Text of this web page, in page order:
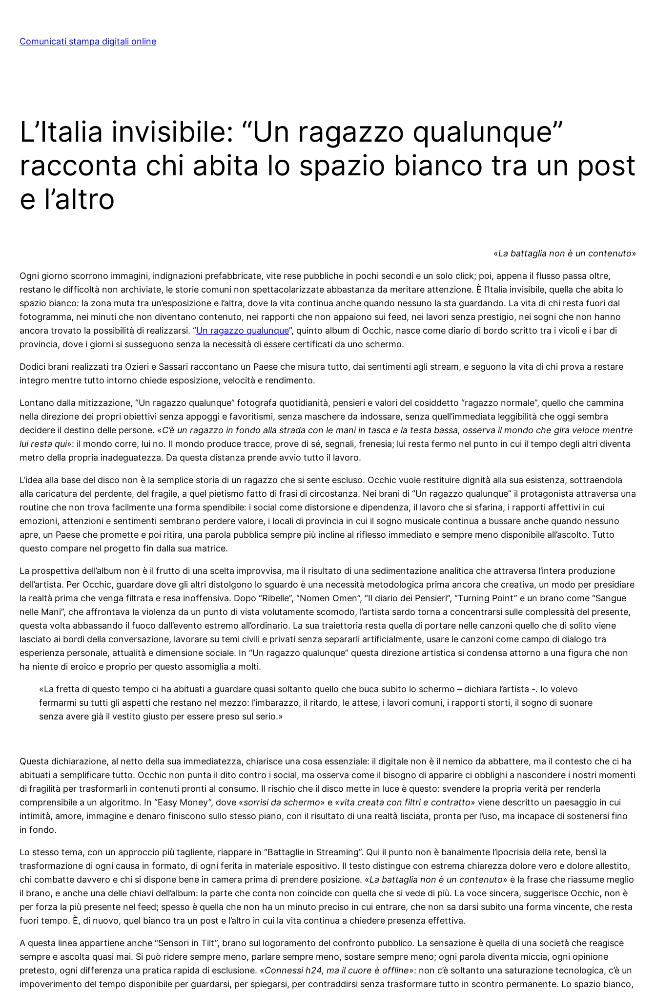
content
Comunicati stampa digitali online
L’Italia invisibile: “Un ragazzo qualunque”
racconta chi abita lo spazio bianco tra un post
e l’altro
«La battaglia non è un contenuto»
Ogni giorno scorrono immagini, indignazioni prefabbricate, vite rese pubbliche in pochi secondi e un solo click; poi, appena il flusso passa oltre,
restano le difficoltà non archiviate, le storie comuni non spettacolarizzate abbastanza da meritare attenzione. È l’Italia invisibile, quella che abita lo
spazio bianco: la zona muta tra un’esposizione e l’altra, dove la vita continua anche quando nessuno la sta guardando. La vita di chi resta fuori dal
fotogramma, nei minuti che non diventano contenuto, nei rapporti che non appaiono sui feed, nei lavori senza prestigio, nei sogni che non hanno
ancora trovato la possibilità di realizzarsi. “Un ragazzo qualunque”, quinto album di Occhic, nasce come diario di bordo scritto tra i vicoli e i bar di
provincia, dove i giorni si susseguono senza la necessità di essere certificati da uno schermo.
Dodici brani realizzati tra Ozieri e Sassari raccontano un Paese che misura tutto, dai sentimenti agli stream, e seguono la vita di chi prova a restare
integro mentre tutto intorno chiede esposizione, velocità e rendimento.
Lontano dalla mitizzazione, “Un ragazzo qualunque” fotografa quotidianità, pensieri e valori del cosiddetto “ragazzo normale”, quello che cammina
nella direzione dei propri obiettivi senza appoggi e favoritismi, senza maschere da indossare, senza quell’immediata leggibilità che oggi sembra
decidere il destino delle persone. «C’è un ragazzo in fondo alla strada con le mani in tasca e la testa bassa, osserva il mondo che gira veloce mentre
lui resta qui»: il mondo corre, lui no. Il mondo produce tracce, prove di sé, segnali, frenesia; lui resta fermo nel punto in cui il tempo degli altri diventa
metro della propria inadeguatezza. Da questa distanza prende avvio tutto il lavoro.
L’idea alla base del disco non è la semplice storia di un ragazzo che si sente escluso. Occhic vuole restituire dignità alla sua esistenza, sottraendola
alla caricatura del perdente, del fragile, a quel pietismo fatto di frasi di circostanza. Nei brani di “Un ragazzo qualunque” il protagonista attraversa una
routine che non trova facilmente una forma spendibile: i social come distorsione e dipendenza, il lavoro che si sfarina, i rapporti affettivi in cui
emozioni, attenzioni e sentimenti sembrano perdere valore, i locali di provincia in cui il sogno musicale continua a bussare anche quando nessuno
apre, un Paese che promette e poi ritira, una parola pubblica sempre più incline al riflesso immediato e sempre meno disponibile all’ascolto. Tutto
questo compare nel progetto fin dalla sua matrice.
La prospettiva dell’album non è il frutto di una scelta improvvisa, ma il risultato di una sedimentazione analitica che attraversa l’intera produzione
dell’artista. Per Occhic, guardare dove gli altri distolgono lo sguardo è una necessità metodologica prima ancora che creativa, un modo per presidiare
la realtà prima che venga filtrata e resa inoffensiva. Dopo “Ribelle”, “Nomen Omen”, “Il diario dei Pensieri”, “Turning Point” e un brano come “Sangue
nelle Mani”, che affrontava la violenza da un punto di vista volutamente scomodo, l’artista sardo torna a concentrarsi sulle complessità del presente,
questa volta abbassando il fuoco dall’evento estremo all’ordinario. La sua traiettoria resta quella di portare nelle canzoni quello che di solito viene
lasciato ai bordi della conversazione, lavorare su temi civili e privati senza separarli artificialmente, usare le canzoni come campo di dialogo tra
esperienza personale, attualità e dimensione sociale. In “Un ragazzo qualunque” questa direzione artistica si condensa attorno a una figura che non
ha niente di eroico e proprio per questo assomiglia a molti.
«La fretta di questo tempo ci ha abituati a guardare quasi soltanto quello che buca subito lo schermo – dichiara l’artista -. Io volevo
fermarmi su tutti gli aspetti che restano nel mezzo: l’imbarazzo, il ritardo, le attese, i lavori comuni, i rapporti storti, il sogno di suonare
senza avere già il vestito giusto per essere preso sul serio.»
Questa dichiarazione, al netto della sua immediatezza, chiarisce una cosa essenziale: il digitale non è il nemico da abbattere, ma il contesto che ci ha
abituati a semplificare tutto. Occhic non punta il dito contro i social, ma osserva come il bisogno di apparire ci obblighi a nascondere i nostri momenti
di fragilità per trasformarli in contenuti pronti al consumo. Il rischio che il disco mette in luce è questo: svendere la propria verità per renderla
comprensibile a un algoritmo. In “Easy Money”, dove «sorrisi da schermo» e «vita creata con filtri e contratto» viene descritto un paesaggio in cui
intimità, amore, immagine e denaro finiscono sullo stesso piano, con il risultato di una realtà lisciata, pronta per l’uso, ma incapace di sostenersi fino
in fondo.
Lo stesso tema, con un approccio più tagliente, riappare in “Battaglie in Streaming”. Qui il punto non è banalmente l’ipocrisia della rete, bensì la
trasformazione di ogni causa in formato, di ogni ferita in materiale espositivo. Il testo distingue con estrema chiarezza dolore vero e dolore allestito,
chi combatte davvero e chi si dispone bene in camera prima di prendere posizione. «La battaglia non è un contenuto» è la frase che riassume meglio
il brano, e anche una delle chiavi dell’album: la parte che conta non coincide con quella che si vede di più. La voce sincera, suggerisce Occhic, non è
per forza la più presente nel feed; spesso è quella che non ha un minuto preciso in cui entrare, che non sa darsi subito una forma vincente, che resta
fuori tempo. È, di nuovo, quel bianco tra un post e l’altro in cui la vita continua a chiedere presenza effettiva.
A questa linea appartiene anche “Sensori in Tilt”, brano sul logoramento del confronto pubblico. La sensazione è quella di una società che reagisce
sempre e ascolta quasi mai. Si può ridere sempre meno, parlare sempre meno, sostare sempre meno; ogni parola diventa miccia, ogni opinione
pretesto, ogni differenza una pratica rapida di esclusione. «Connessi h24, ma il cuore è offline»: non c’è soltanto una saturazione tecnologica, c’è un
impoverimento del tempo disponibile per guardarsi, per spiegarsi, per contraddirsi senza trasformare tutto in scontro permanente. Lo spazio bianco,